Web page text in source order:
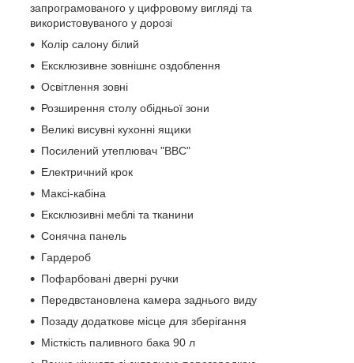
запрограмованого у цифровому вигляді та
використовуваного у дорозі
Колір салону білий
Ексклюзивне зовнішнє оздоблення
Освітлення зовні
Розширення столу обідньої зони
Великі висувні кухонні ящики
Посилений утеплювач "ВВС"
Електричний крок
Максі-кабіна
Ексклюзивні меблі та тканини
Сонячна панель
Гардероб
Пофарбовані дверні ручки
Передвстановлена камера заднього виду
Позаду додаткове місце для зберігання
Місткість паливного бака 90 л